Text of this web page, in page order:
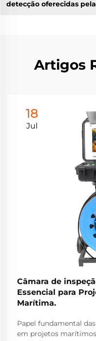
detecção oferecidas
Artigos
18
Jul
Câmara de
Essencial para
Marítima.
Papel fundamental
em projetos